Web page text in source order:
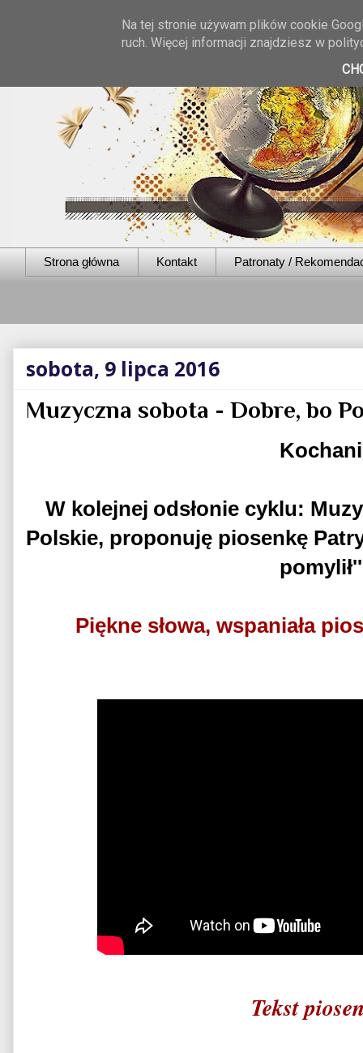
Strona główna Kontakt Patronaty /
sobota, 9 lipca 2016
Muzyczna sobota - Dobre, bo
W kolejnej odsłonie cyklu:
Polskie, proponuję piosenkę
Piękne słowa, wspaniała
Tekst
Na tej stronie używam plików cookie
ruch. Więcej informacji znajdziesz w